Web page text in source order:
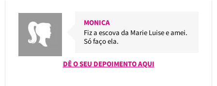
MONICA
Fiz a escova da Marie Luise e amei.
Só faço ela.
DÊ O SEU DEPOIMENTO AQUI